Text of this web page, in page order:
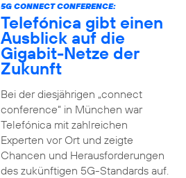
5G CONNECT CONFERENCE:
Telefónica gibt einen
Ausblick auf die
Gigabit-Netze der
Zukunft
Bei der diesjährigen „connect
conference“ in München war
Telefónica mit zahlreichen
Experten vor Ort und zeigte
Chancen und Herausforderungen
des zukünftigen 5G-Standards auf.